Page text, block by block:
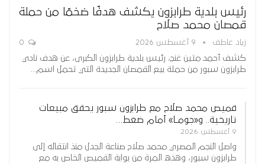
رئيس بلدية طرابزون يكشف هدفًا ضخمًا من حملة
قمصان محمد صلاح
زياد عاطف 9 أغسطس 2026
كشف أحمد متين غنج، رئيس بلدية طرابزون الكبرى، عن هدف نادي
طرابزون سبور من حملة بيع القمصان الجديدة التي تحمل اسم…
قميص محمد صلاح مع طرابزون سبور يحقق مبيعات
تاريخية.. و«جومـا» أمام ضغط…
9 أغسطس 2026
واصل النجم المصري محمد صلاح صناعة الجدل منذ انتقاله إلى
طرابزون سبور، وهذه المرة من بوابة القميص الخاص به مع